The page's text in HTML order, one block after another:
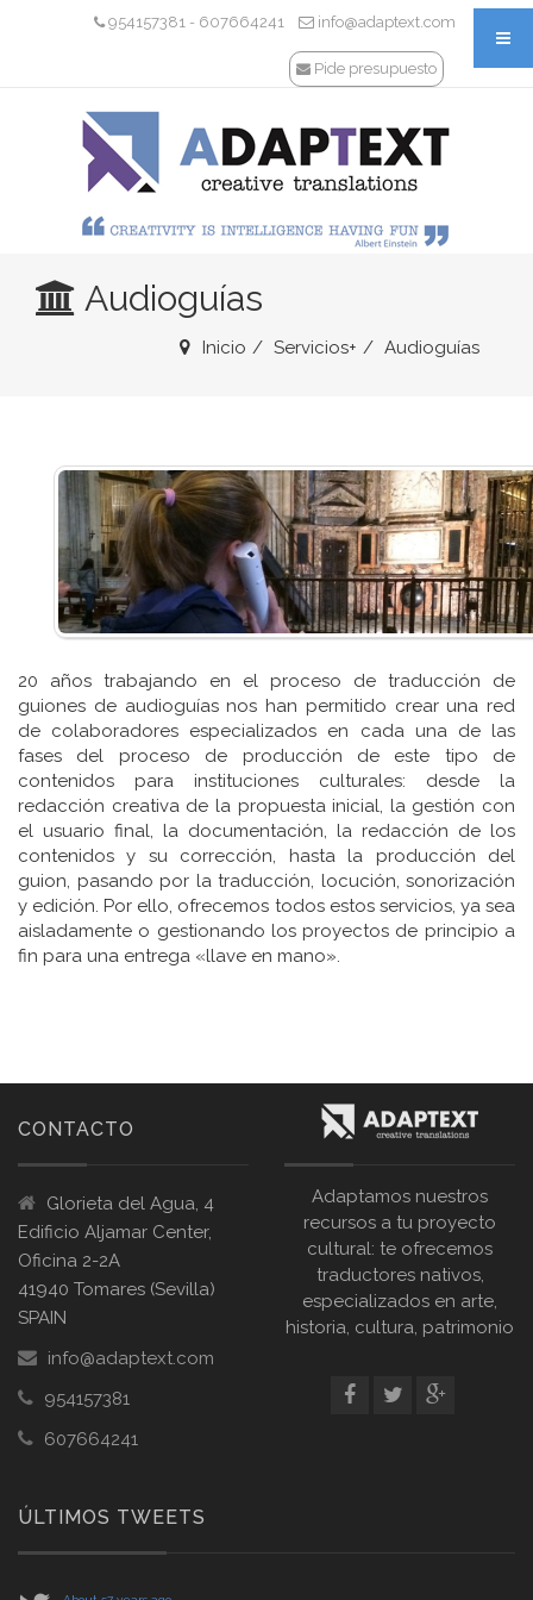
info@adaptext.com
954157381 - 607664241
Pide presupuesto
Audioguías
Inicio Servicios+ Audioguías
20 años trabajando en el proceso de traducción de
guiones de audioguías nos han permitido crear una red
de colaboradores especializados en cada una de las
fases del proceso de producción de este tipo de
contenidos para instituciones culturales: desde la
redacción creativa de la propuesta inicial, la gestión con
el usuario final, la documentación, la redacción de los
contenidos y su corrección, hasta la producción del
guion, pasando por la traducción, locución, sonorización
y edición. Por ello, ofrecemos todos estos servicios, ya sea
aisladamente o gestionando los proyectos de principio a
fin para una entrega «llave en mano».
CONTACTO
Glorieta del Agua, 4
Edificio Aljamar Center,
Oficina 2-2A
41940 Tomares (Sevilla)
SPAIN
info@adaptext.com
954157381
607664241
Adaptamos nuestros
recursos a tu proyecto
cultural: te ofrecemos
traductores nativos,
especializados en arte,
historia, cultura, patrimonio
ÚLTIMOS TWEETS